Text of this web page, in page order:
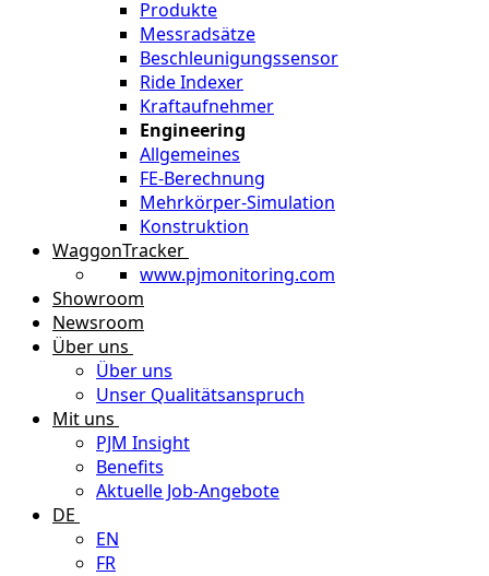
Produkte
Messradsätze
Beschleunigungssensor
Ride Indexer
Kraftaufnehmer
Engineering
Allgemeines
FE-Berechnung
Mehrkörper-Simulation
Konstruktion
WaggonTracker
www.pjmonitoring.com
Showroom
Newsroom
Über uns
Über uns
Unser Qualitätsanspruch
Mit uns
PJM Insight
Benefits
Aktuelle Job-Angebote
DE
EN
FR